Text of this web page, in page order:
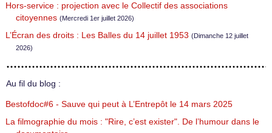
Hors-service : projection avec le Collectif des associations
citoyennes (Mercredi 1er juillet 2026)
L’Écran des droits : Les Balles du 14 juillet 1953 (Dimanche 12 juillet
2026)
Au fil du blog :
Bestofdoc#6 - Sauve qui peut à L’Entrepôt le 14 mars 2025
La filmographie du mois : "Rire, c’est exister". De l’humour dans le